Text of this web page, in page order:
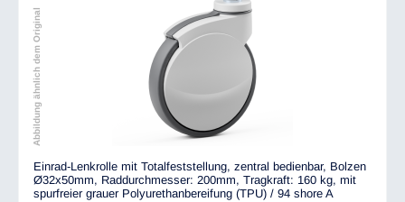
Abbildung ähnlich dem Original
Einrad-Lenkrolle mit Totalfeststellung, zentral bedienbar, Bolzen
Ø32x50mm, Raddurchmesser: 200mm, Tragkraft: 160 kg, mit
spurfreier grauer Polyurethanbereifung (TPU) / 94 shore A